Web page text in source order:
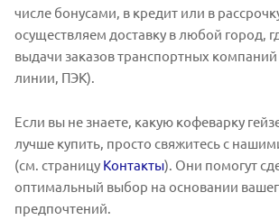
числе бонусами, в кредит или в
осуществляем доставку в любой город,
выдачи заказов транспортных
линии, ПЭК).
Если вы не знаете, какую кофеварку
лучше купить, просто свяжитесь с
(см. страницу Контакты). Они помогут
оптимальный выбор на основании
предпочтений.